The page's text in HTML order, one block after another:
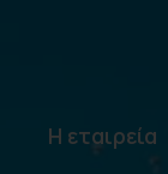
Η εταιρεία